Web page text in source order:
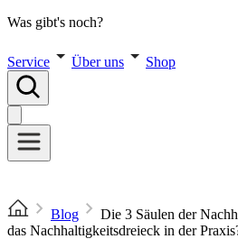
Was gibt's noch?
Service Über uns Shop
Blog
Die 3 Säulen der
das Nachhaltigkeitsdreieck in der